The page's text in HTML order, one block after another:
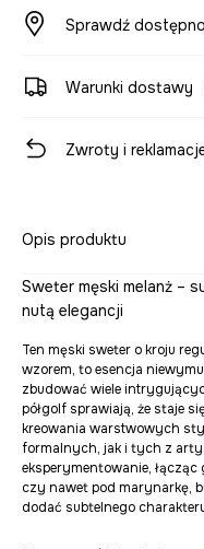
Sprawdź
Warunki dostawy
Zwroty i
Opis produktu
Sweter męski melanż –
nutą elegancji
Ten męski sweter o kroju
wzorem, to esencja
zbudować wiele
półgolf sprawiają, że staje
kreowania warstwowych
formalnych, jak i tych z
eksperymentowanie,
czy nawet pod marynarkę,
dodać subtelnego